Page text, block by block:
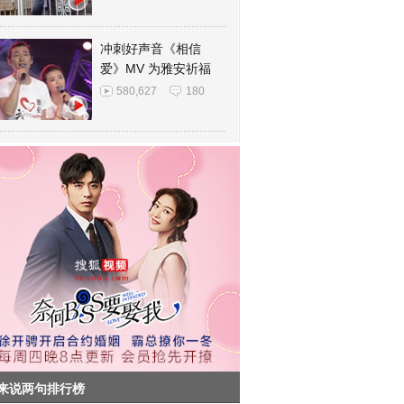
冲刺好声音《相信
爱》MV 为雅安祈福
580,627 180
说两句排行榜